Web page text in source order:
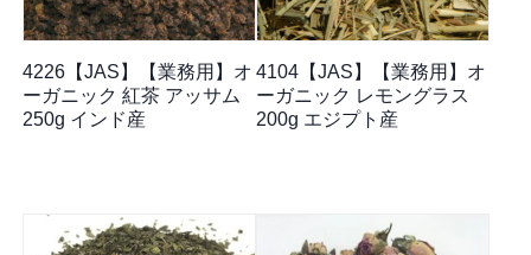
4226【JAS】【業務用】オ
ーガニック 紅茶 アッサム
250g インド産
4104【JAS】【業務用】オ
ーガニック レモングラス
200g エジプト産